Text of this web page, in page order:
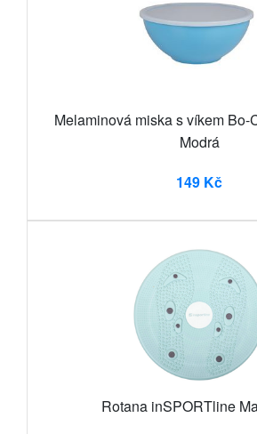
Melaminová miska s víkem
Modrá
149 Kč
Rotana inSPORTline